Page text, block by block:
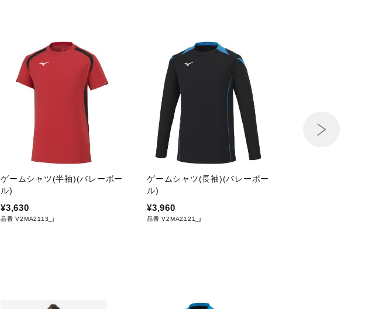
ゲームシャツ(半袖)(バレーボー
ル)
¥3,630
品番 V2MA2113_j
ゲームシャツ(長袖)(バレーボー
ル)
¥3,960
品番 V2MA2121_j